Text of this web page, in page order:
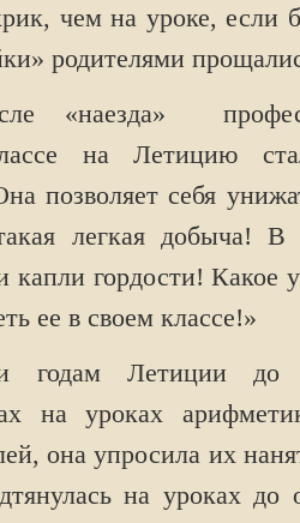
чем на уроке, если
родителями
«наезда»
на Летицию
позволяет себя
легкая добыча! В
капли гордости! Какое
ее в своем классе!»
годам Летиции до
на уроках
она упросила их
на уроках до